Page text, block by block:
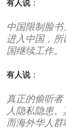
有人说：
中国限制脸
进入中国，
国继续工作。
有人说：
真正的偷听
人隐私隐患。
而海外华人